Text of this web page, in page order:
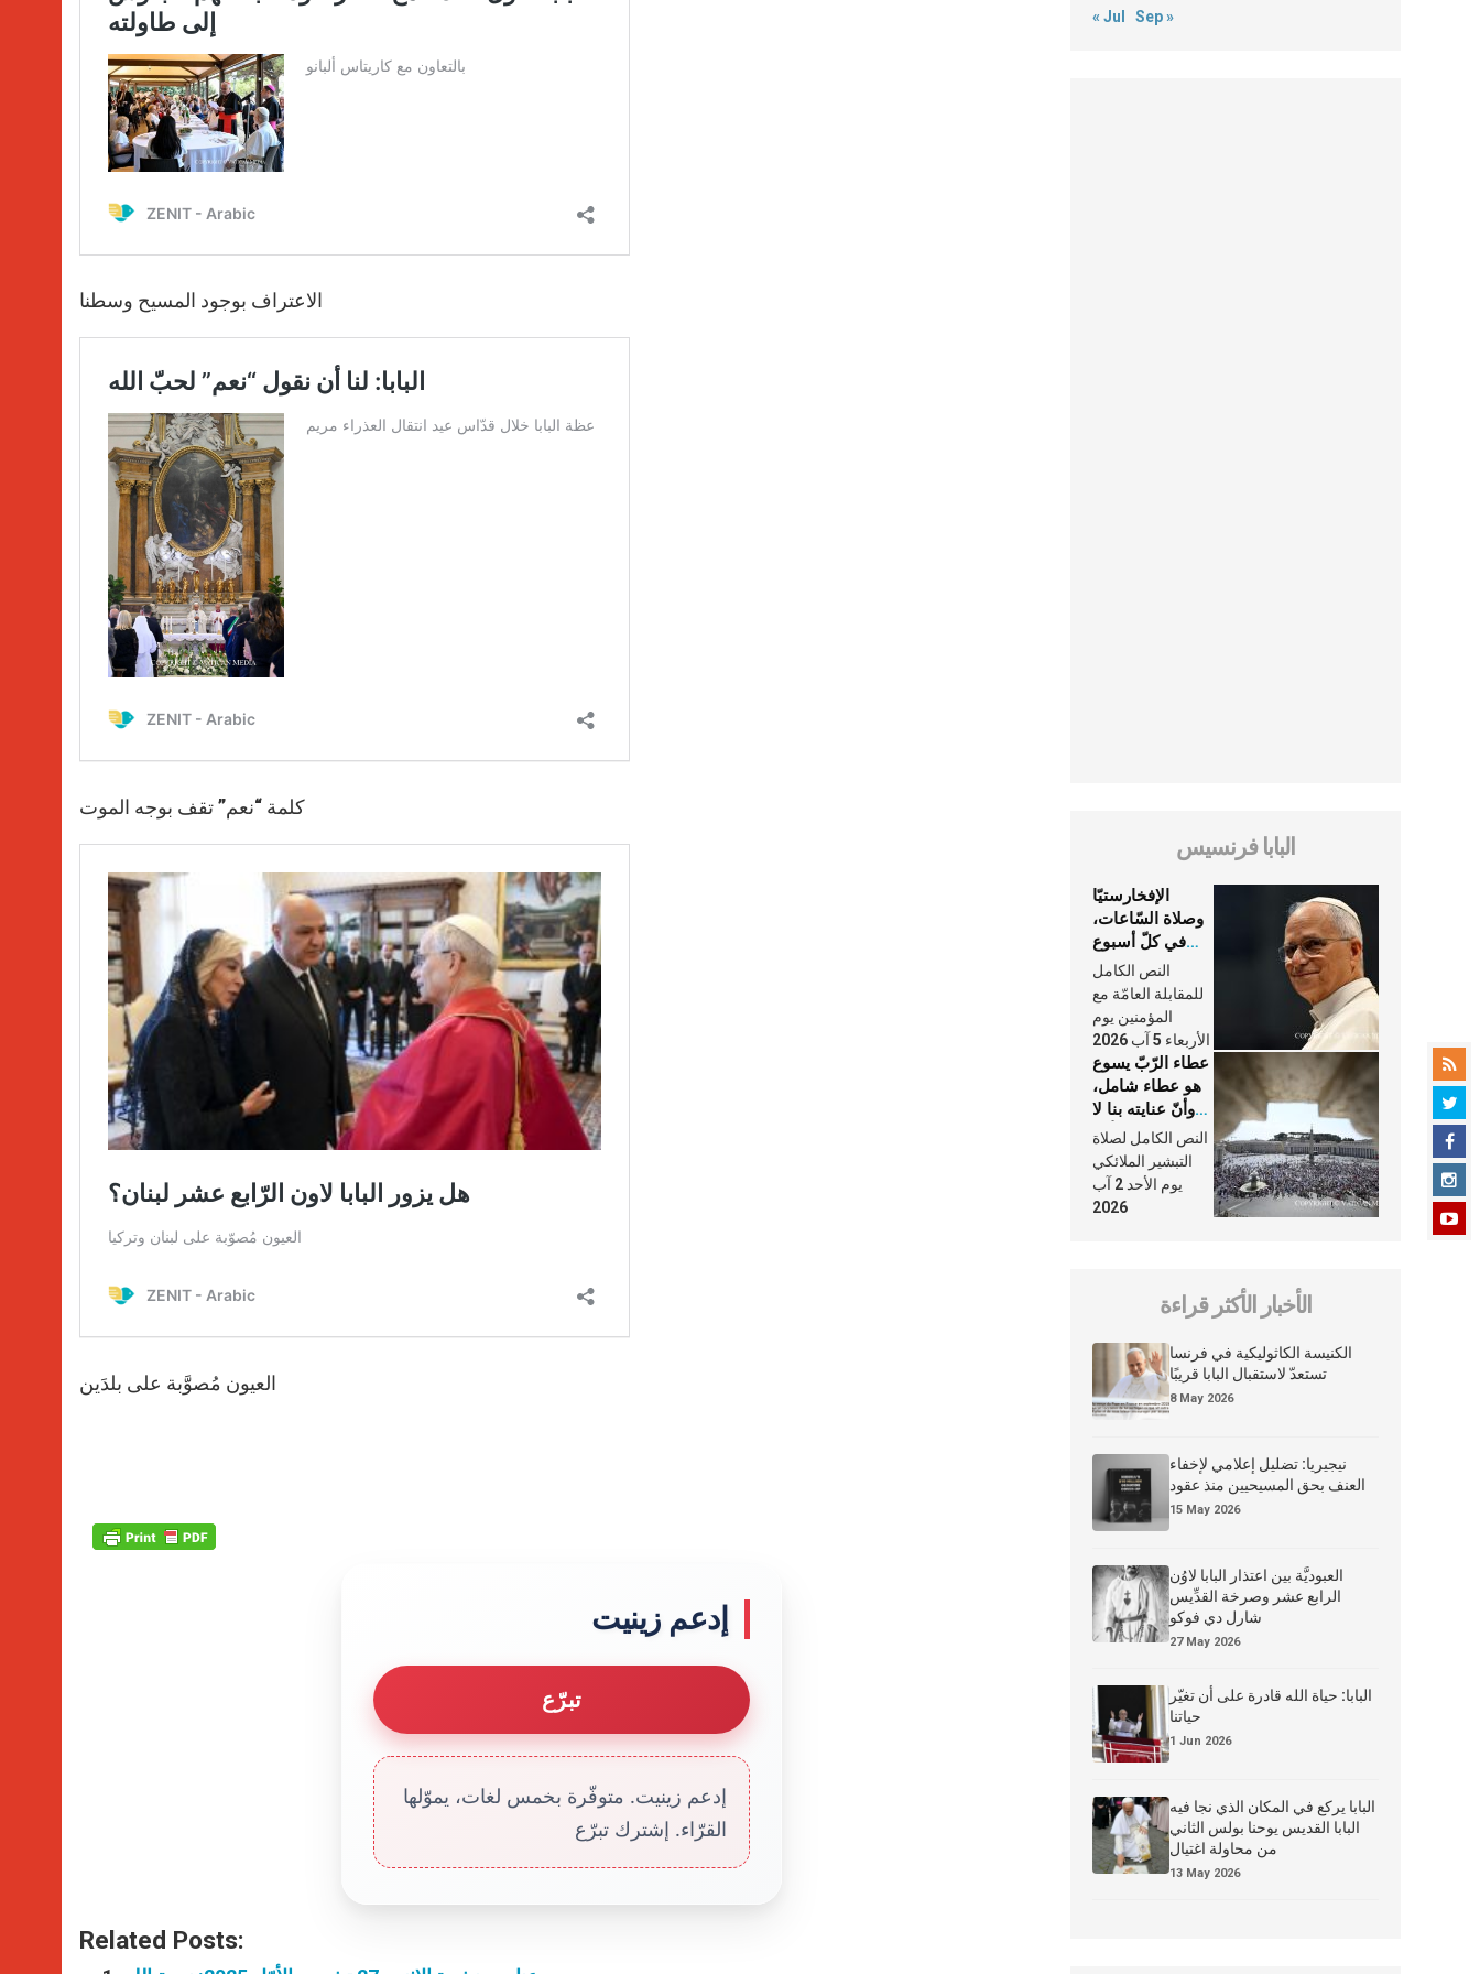
الاعتراف بوجود المسيح وسطنا
كلمة “نعم” تقف بوجه الموت
العيون مُصوَّبة على بلدَين
إدعم زينيت
تبرّع
إدعم زينيت. متوفّرة بخمس لغات، يموّلها
القرّاء. إشترك تبرّع
Related Posts:
« Jul Sep »
البابا فرنسيس
الإفخارستيّا
وصلاة السّاعات،
في كلّ أسبوع
وكلّ يوم، هما
النَّفَس في حياة
الكنيسة
النص الكامل
للمقابلة العامّة مع
المؤمنين يوم
الأربعاء 5 آب 2026
عطاء الرّبّ يسوع
هو عطاء شامل،
وأنّ عنايته بنا لا
تغيب عنّا أبدًا
النص الكامل لصلاة
التبشير الملائكي
يوم الأحد 2 آب
2026
الأخبار الأكثر قراءة
الكنيسة الكاثوليكية في فرنسا
تستعدّ لاستقبال البابا قريبًا
8 May 2026
نيجيريا: تضليل إعلامي لإخفاء
العنف بحق المسيحيين منذ عقود
15 May 2026
العبوديَّة بين اعتذار البابا لاوُن
الرابع عشر وصرخة القدِّيس
شارل دي فوكو
27 May 2026
البابا: حياة الله قادرة على أن تغيّر
حياتنا
1 Jun 2026
البابا يركع في المكان الذي نجا فيه
البابا القديس يوحنا بولس الثاني
من محاولة اغتيال
13 May 2026